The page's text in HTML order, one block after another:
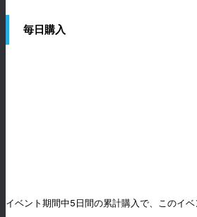
毎日購入
イベント期間中5日間の累計購入で、このイ